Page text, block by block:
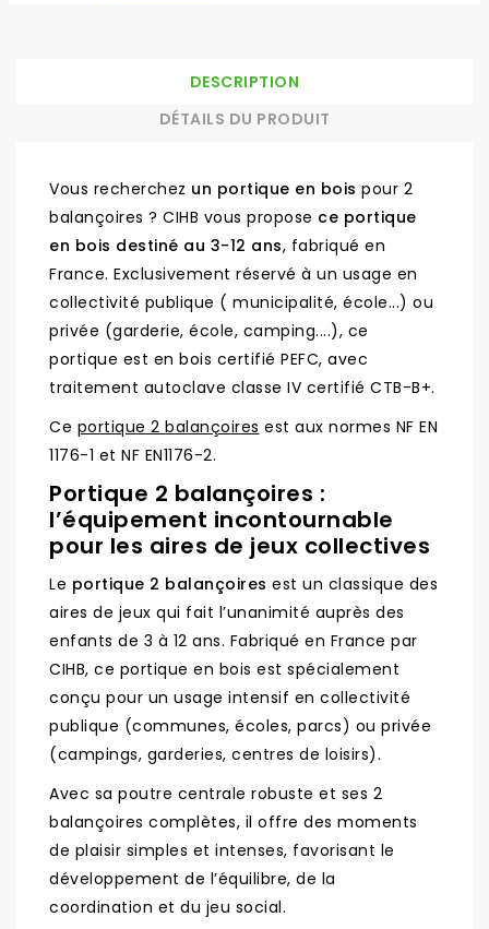
DESCRIPTION
DÉTAILS DU PRODUIT
Vous recherchez un portique en bois pour 2
balançoires ? CIHB vous propose ce portique
en bois destiné au 3-12 ans, fabriqué en
France. Exclusivement réservé à un usage en
collectivité publique ( municipalité, école...) ou
privée (garderie, école, camping....), ce
portique est en bois certifié PEFC, avec
traitement autoclave classe IV certifié CTB-B+.
Ce portique 2 balançoires est aux normes NF EN
1176-1 et NF EN1176-2.
Portique 2 balançoires :
l’équipement incontournable
pour les aires de jeux collectives
Le portique 2 balançoires est un classique des
aires de jeux qui fait l’unanimité auprès des
enfants de 3 à 12 ans. Fabriqué en France par
CIHB, ce portique en bois est spécialement
conçu pour un usage intensif en collectivité
publique (communes, écoles, parcs) ou privée
(campings, garderies, centres de loisirs).
Avec sa poutre centrale robuste et ses 2
balançoires complètes, il offre des moments
de plaisir simples et intenses, favorisant le
développement de l’équilibre, de la
coordination et du jeu social.